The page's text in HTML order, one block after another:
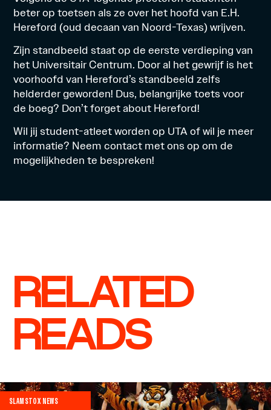
beter op toetsen als ze over het hoofd van E.H.
Hereford (oud decaan van Noord-Texas) wrijven.
Zijn standbeeld staat op de eerste verdieping van
het Universitair Centrum. Door al het gewrijf is het
voorhoofd van Hereford’s standbeeld zelfs
helderder geworden! Dus, belangrijke toets voor
de boeg? Don’t forget about Hereford!
Wil jij student-atleet worden op UTA of wil je meer
informatie? Neemcontact met ons op om de
mogelijkheden te bespreken!
RELATED
READS
SLAMSTOX NEWS